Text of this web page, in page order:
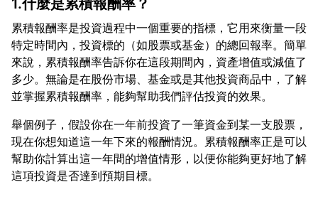
1.什麼是累積報酬率？
累積報酬率是投資過程中一個重要的指標，它用來衡量一段
特定時間內，投資標的（如股票或基金）的總回報率。簡單
來說，累積報酬率告訴你在這段期間內，資產增值或減值了
多少。無論是在股份市場、基金或是其他投資商品中，了解
舉個例子，假設你在一年前投資了一筆資金到某一支股票，
現在你想知道這一年下來的報酬情況。累積報酬率正是可以
幫助你計算出這一年間的增值情形，以便你能夠更好地了解